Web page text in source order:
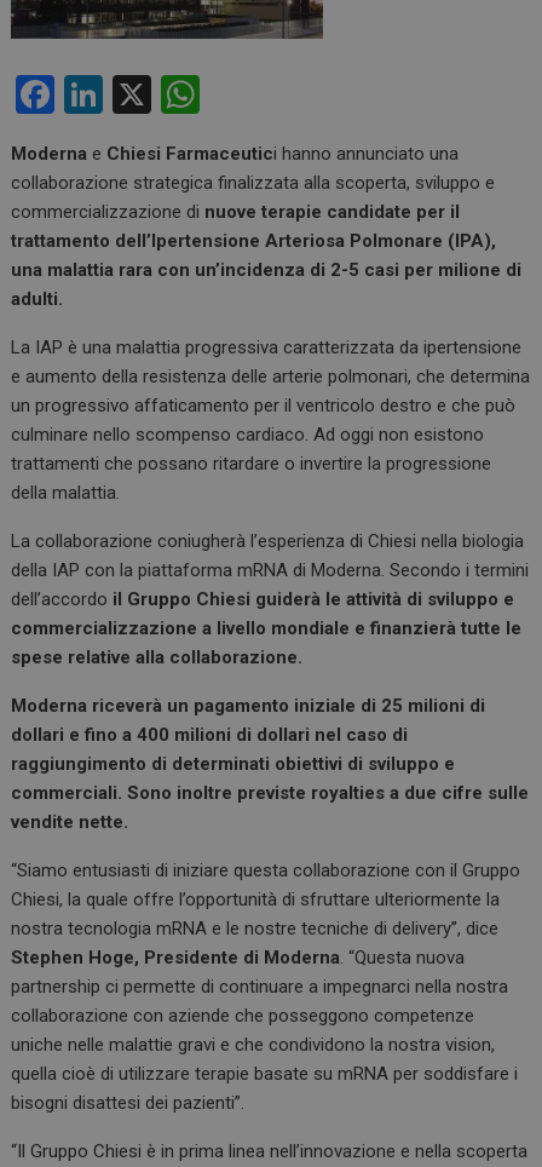
F
ce
b
o
o
Li
ke
dI
n
X
at
s
A
p
Moderna e Chiesi Farmaceutici hanno annunciato una
collaborazione strategica finalizzata alla scoperta, sviluppo e
commercializzazione di nuove terapie candidate per il
trattamento dell’Ipertensione Arteriosa Polmonare (IPA),
una malattia rara con un’incidenza di 2-5 casi per milione di
adulti.
La IAP è una malattia progressiva caratterizzata da ipertensione
e aumento della resistenza delle arterie polmonari, che determina
un progressivo affaticamento per il ventricolo destro e che può
culminare nello scompenso cardiaco. Ad oggi non esistono
trattamenti che possano ritardare o invertire la progressione
della malattia.
La collaborazione coniugherà l’esperienza di Chiesi nella biologia
della IAP con la piattaforma mRNA di Moderna. Secondo i termini
dell’accordo il Gruppo Chiesi guiderà le attività di sviluppo e
commercializzazione a livello mondiale e finanzierà tutte le
spese relative alla collaborazione.
Moderna riceverà un pagamento iniziale di 25 milioni di
dollari e fino a 400 milioni di dollari nel caso di
raggiungimento di determinati obiettivi di sviluppo e
commerciali. Sono inoltre previste royalties a due cifre sulle
vendite nette.
“Siamo entusiasti di iniziare questa collaborazione con il Gruppo
Chiesi, la quale offre l’opportunità di sfruttare ulteriormente la
nostra tecnologia mRNA e le nostre tecniche di delivery”, dice
Stephen Hoge, Presidente di Moderna. “Questa nuova
partnership ci permette di continuare a impegnarci nella nostra
collaborazione con aziende che posseggono competenze
uniche nelle malattie gravi e che condividono la nostra vision,
quella cioè di utilizzare terapie basate su mRNA per soddisfare i
bisogni disattesi dei pazienti”.
“Il Gruppo Chiesi è in prima linea nell’innovazione e nella scoperta